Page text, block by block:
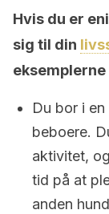
Hvis du er
sig til din
Du bor i
beboere.
aktivitet,
tid på at
anden